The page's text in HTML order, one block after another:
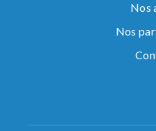
Nos
Nos